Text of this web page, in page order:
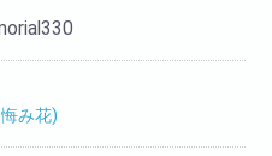
み花)